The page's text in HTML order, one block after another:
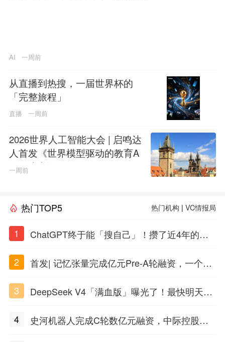
AI 一周前
从直播到热搜，一届世界杯的
「完整旅程」
直播 一周前
2026世界人工智能大会 | 启鸣达
人首发《世界模型驱动的教育A
GI白皮书》
一周前
热门TOP5 热门机构 |VC情报局
1
ChatGPT终于能「搜自己」！攒了近4年的对
2
首发| 记忆张量完成亿元Pre-A轮融资，一个上
3
DeepSeek V4「满血版」曝光了！最快明天发
4
史河机器人完成C轮数亿元融资，中际控股领